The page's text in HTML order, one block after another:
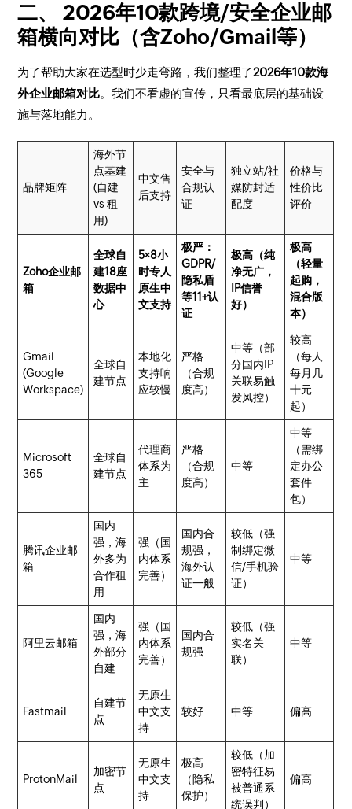
二、 2026年10款跨境/安全企业邮
箱横向对比（含Zoho/Gmail等）
为了帮助大家在选型时少走弯路，我们整理了2026年10款海
外企业邮箱对比。我们不看虚的宣传，只看最底层的基础设
施与落地能力。
品牌矩阵
海外节
点基建
(自建
vs 租
用)
中文售
后支持
安全与
合规认
证
独立站/社
媒防封适
配度
价格与
性价比
评价
Zoho企业邮
箱
全球自
建18座
数据中
心
5×8小
时专人
原生中
文支持
极严：
GDPR/
隐私盾
等11+认
证
极高（纯
净无广，
IP信誉
好）
极高
（轻量
起购，
混合版
本）
Gmail
(Google
Workspace)
全球自
建节点
本地化
支持响
应较慢
严格
（合规
度高）
中等（部
分国内IP
关联易触
发风控）
较高
（每人
每月几
十元
起）
Microsoft
365
全球自
建节点
代理商
体系为
主
严格
（合规
度高）
中等
中等
（需绑
定办公
套件
包）
腾讯企业邮
箱
国内
强，海
外多为
合作租
用
强（国
内体系
完善）
国内合
规强，
海外认
证一般
较低（强
制绑定微
信/手机验
证）
中等
阿里云邮箱
国内
强，海
外部分
自建
强（国
内体系
完善）
国内合
规强
较低（强
实名关
联）
中等
Fastmail
自建节
点
无原生
中文支
持
较好 中等 偏高
ProtonMail
加密节
点
无原生
中文支
持
极高
（隐私
保护）
较低（加
密特征易
被普通系
统误判）
偏高